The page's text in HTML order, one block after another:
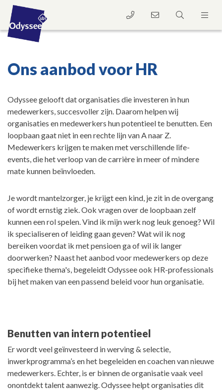
Ons aanbod voor HR
Odyssee gelooft dat organisaties die investeren in hun
medewerkers, succesvoller zijn. Daarom helpen wij
organisaties en medewerkers hun potentieel te benutten. Een
loopbaan gaat niet in een rechte lijn van A naar Z.
Medewerkers krijgen te maken met verschillende life-
events,die het verloop van de carrière in meer of mindere
mate kunnen beïnvloeden.
Je wordt mantelzorger, je krijgt een kind, je zit in de overgang
of wordt ernstig ziek. Ook vragen over de loopbaan zelf
kunnen een rol spelen. Vind ik mijn werk nog leuk genoeg? Wil
ik specialiseren of leiding gaan geven? Wat wil ik nog
bereiken voordat ik met pensioen ga of wil ik langer
doorwerken? Naast het aanbod voor medewerkers op deze
specifieke thema's, begeleidt Odyssee ook HR-professionals
bij het maken van een passend beleid voor hun organisatie.
Benutten van intern potentieel
Er wordt veel geïnvesteerd in werving & selectie,
inwerkprogramma’s en het begeleiden en coachen van nieuwe
medewerkers. Echter, is er binnen de organisatie vaak veel
onontdekt talent aanwezig. Odyssee helpt organisaties dit